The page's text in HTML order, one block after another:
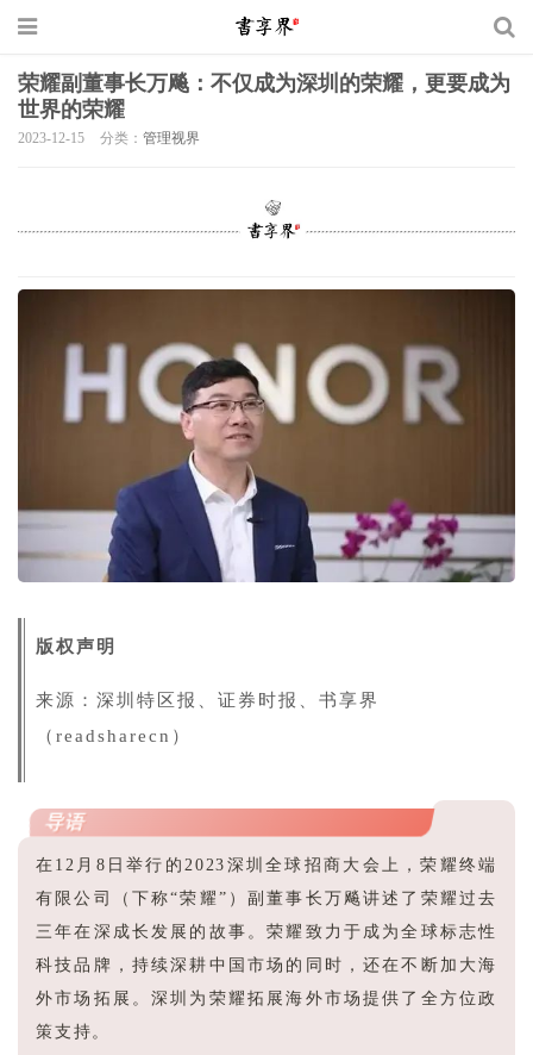
荣耀副董事长万飚：不仅成为深圳的荣耀，更要成为
世界的荣耀
2023-12-15 分类： 管理视界
版权声明
来源：深圳特区报、证券时报、书享界
（readsharecn）
导语
在12月8日举行的2023深圳全球招商大会上，荣耀终端
有限公司（下称“荣耀”）副董事长万飚讲述了荣耀过去
三年在深成长发展的故事。荣耀致力于成为全球标志性
科技品牌，持续深耕中国市场的同时，还在不断加大海
外市场拓展。深圳为荣耀拓展海外市场提供了全方位政
策支持。